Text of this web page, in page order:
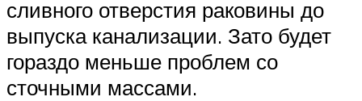
сливного отверстия раковины до
выпуска канализации. Зато будет
гораздо меньше проблем со
сточными массами.